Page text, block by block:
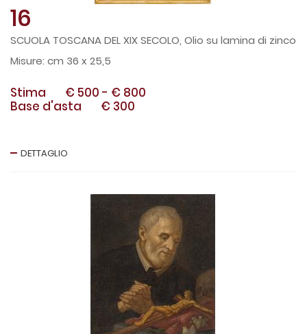
16
SCUOLA TOSCANA DEL XIX SECOLO, Olio su lamina di zinco
cm 36 x 25,5
Stima € 500 - € 800
Base d'asta
€ 300
DETTAGLIO